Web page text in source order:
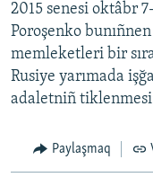
2015 senesi oktâbr
Poroşenko
memleketleri bir
Rusiye yarımada
adaletniñ
Paylaşmaq